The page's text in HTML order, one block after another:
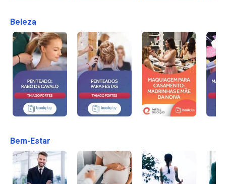
Beleza
Bem-Estar